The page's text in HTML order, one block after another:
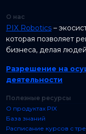
О нас
PIX Robotics –
которая позволяет
бизнеса, делая
Разрешение на
деятельности
Полезные ресурсы
О продуктах PIX
База знаний
Расписание курсов с